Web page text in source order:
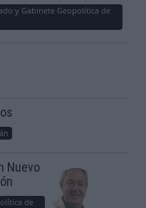
y Gabinete Geopolítica de
Nuevo
de